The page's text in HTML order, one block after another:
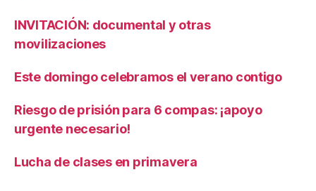
INVITACIÓN: documental y otras
movilizaciones
Este domingo celebramos el verano contigo
Riesgo de prisión para 6 compas: ¡apoyo
urgente necesario!
Lucha de clases en primavera